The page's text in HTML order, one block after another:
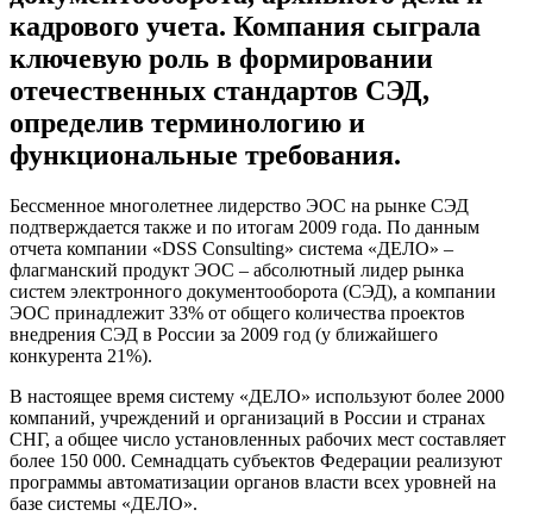
кадрового учета. Компания сыграла
ключевую роль в формировании
отечественных стандартов СЭД,
определив терминологию и
функциональные требования.
Бессменное многолетнее лидерство ЭОС на рынке СЭД
подтверждается также и по итогам 2009 года. По данным
отчета компании «DSS Consulting» система «ДЕЛО» –
флагманский продукт ЭОС – абсолютный лидер рынка
систем электронного документооборота (СЭД), а компании
ЭОС принадлежит 33% от общего количества проектов
внедрения СЭД в России за 2009 год (у ближайшего
конкурента 21%).
В настоящее время систему «ДЕЛО» используют более 2000
компаний, учреждений и организаций в России и странах
СНГ, а общее число установленных рабочих мест составляет
более 150 000. Семнадцать субъектов Федерации реализуют
программы автоматизации органов власти всех уровней на
базе системы «ДЕЛО».